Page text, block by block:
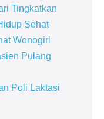
Tingkatkan
Sehat
Wonogiri
Pulang
Poli Laktasi